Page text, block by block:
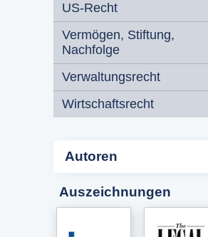
US-Recht
Vermögen, Stiftung,
Nachfolge
Verwaltungsrecht
Wirtschaftsrecht
Autoren
Auszeichnungen